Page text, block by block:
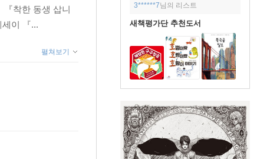
3******7님의 리스트
새책평가단 추천도서
『착한 동생 삽니
이 『...
펼쳐보기